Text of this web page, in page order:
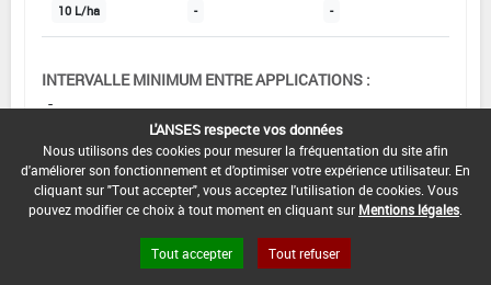
10 L/ha - -
INTERVALLE MINIMUM ENTRE APPLICATIONS :
-
DATE DE RETRAIT DE L'USAGE :
07/12/2001
DATE DE FIN DE DISTRIBUTION :
DATE DE FIN D'UTILISATION :
L'ANSES respecte vos données
Nous utilisons des cookies pour mesurer la fréquentation du site afin
d'améliorer son fonctionnement et d'optimiser votre expérience utilisateur. En
cliquant sur "Tout accepter", vous acceptez l'utilisation de cookies. Vous
pouvez modifier ce choix à tout moment en cliquant sur Mentions légales
Tout accepter Tout refuser